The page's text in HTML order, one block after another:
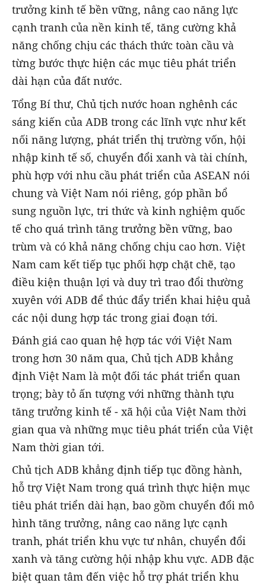
trưởng kinh tế bền vững, nâng cao năng lực
cạnh tranh của nền kinh tế, tăng cường khả
năng chống chịu các thách thức toàn cầu và
từng bước thực hiện các mục tiêu phát triển
dài hạn của đất nước.
Tổng Bí thư, Chủ tịch nước hoan nghênh các
sáng kiến của ADB trong các lĩnh vực như kết
nối năng lượng, phát triển thị trường vốn, hội
nhập kinh tế số, chuyển đổi xanh và tài chính,
phù hợp với nhu cầu phát triển của ASEAN nói
chung và Việt Nam nói riêng, góp phần bổ
sung nguồn lực, tri thức và kinh nghiệm quốc
tế cho quá trình tăng trưởng bền vững, bao
trùm và có khả năng chống chịu cao hơn. Việt
Nam cam kết tiếp tục phối hợp chặt chẽ, tạo
điều kiện thuận lợi và duy trì trao đổi thường
xuyên với ADB để thúc đẩy triển khai hiệu quả
các nội dung hợp tác trong giai đoạn tới.
Đánh giá cao quan hệ hợp tác với Việt Nam
trong hơn 30 năm qua, Chủ tịch ADB khẳng
định Việt Nam là một đối tác phát triển quan
trọng; bày tỏ ấn tượng với những thành tựu
tăng trưởng kinh tế - xã hội của Việt Nam thời
gian qua và những mục tiêu phát triển của Việt
Nam thời gian tới.
Chủ tịch ADB khẳng định tiếp tục đồng hành,
hỗ trợ Việt Nam trong quá trình thực hiện mục
tiêu phát triển dài hạn, bao gồm chuyển đổi mô
hình tăng trưởng, nâng cao năng lực cạnh
tranh, phát triển khu vực tư nhân, chuyển đổi
xanh và tăng cường hội nhập khu vực. ADB đặc
biệt quan tâm đến việc hỗ trợ phát triển khu